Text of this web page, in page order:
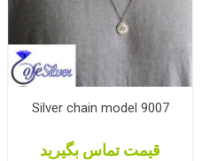
Silver chain model 9007
قیمت تماس بگیرید